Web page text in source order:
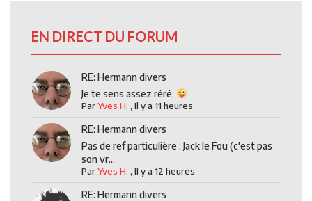
EN DIRECT DU FORUM
RE: Hermann divers
Je te sens assez réré.
ParYves H. ,Il y a 11 heures
RE: Hermann divers
Pas de ref particulière : Jack le Fou (c'est pas
son vr...
ParYves H. ,Il y a 12 heures
RE: Hermann divers